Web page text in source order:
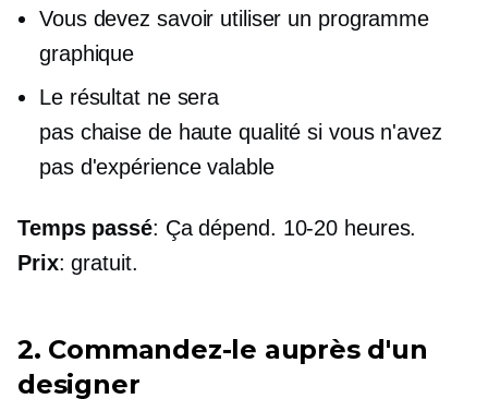
Vous devez savoir utiliser un programme
graphique
Le résultat ne sera
pas chaise de haute qualité si vous n'avez
pas d'expérience valable
Temps passé: Ça dépend. 10-20 heures.
Prix: gratuit.
2. Commandez-le auprès d'un
designer